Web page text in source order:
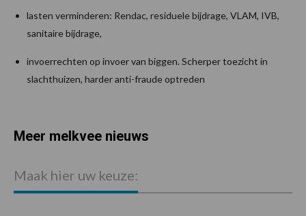
lasten verminderen: Rendac, residuele bijdrage, VLAM, IVB,
sanitaire bijdrage,
invoerrechten op invoer van biggen. Scherper toezicht in
slachthuizen, harder anti-fraude optreden
Meer melkvee nieuws
Maak hier uw keuze: